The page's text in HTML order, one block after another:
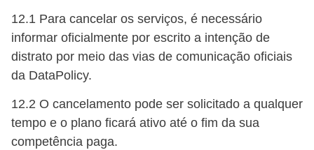
12.1 Para cancelar os serviços, é necessário
informar oficialmente por escrito a intenção de
distrato por meio das vias de comunicação oficiais
da DataPolicy.
12.2 O cancelamento pode ser solicitado a qualquer
tempo e o plano ficará ativo até o fim da sua
competência paga.